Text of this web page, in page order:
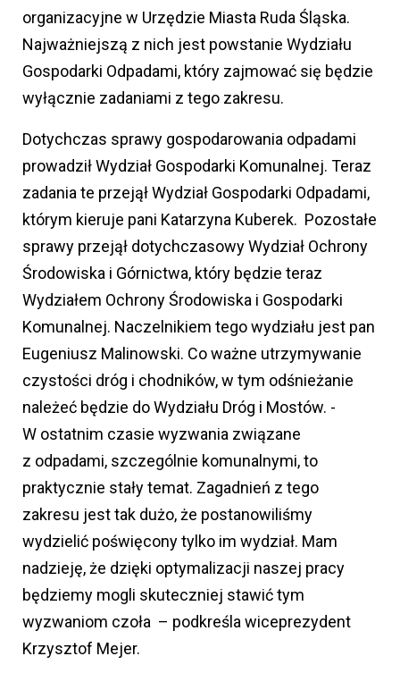
organizacyjne w Urzędzie Miasta Ruda Śląska.
Najważniejszą z nich jest powstanie Wydziału
Gospodarki Odpadami, który zajmować się będzie
wyłącznie zadaniami z tego zakresu.
Dotychczas sprawy gospodarowania odpadami
prowadził Wydział Gospodarki Komunalnej. Teraz
zadania te przejął Wydział Gospodarki Odpadami,
którym kieruje pani Katarzyna Kuberek. Pozostałe
sprawy przejął dotychczasowy Wydział Ochrony
Środowiska i Górnictwa, który będzie teraz
Wydziałem Ochrony Środowiska i Gospodarki
Komunalnej. Naczelnikiem tego wydziału jest pan
Eugeniusz Malinowski. Co ważne utrzymywanie
czystości dróg i chodników, w tym odśnieżanie
należeć będzie do Wydziału Dróg i Mostów. -
W ostatnim czasie wyzwania związane
z odpadami, szczególnie komunalnymi, to
praktycznie stały temat. Zagadnień z tego
zakresu jest tak dużo, że postanowiliśmy
wydzielić poświęcony tylko im wydział. Mam
nadzieję, że dzięki optymalizacji naszej pracy
będziemy mogli skuteczniej stawić tym
wyzwaniom czoła – podkreśla wiceprezydent
Krzysztof Mejer.